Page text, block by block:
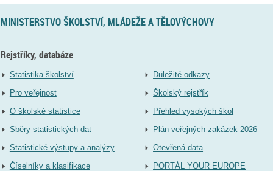
MINISTERSTVO ŠKOLSTVÍ, MLÁDEŽE A TĚLOVÝCHOVY
Rejstříky, databáze
Statistika školství
Pro veřejnost
O školské statistice
Sběry statistických dat
Statistické výstupy a analýzy
Číselníky a klasifikace
Důležité odkazy
Školský rejstřík
Přehled vysokých škol
Plán veřejných zakázek 2026
Otevřená data
PORTÁL YOUR EUROPE